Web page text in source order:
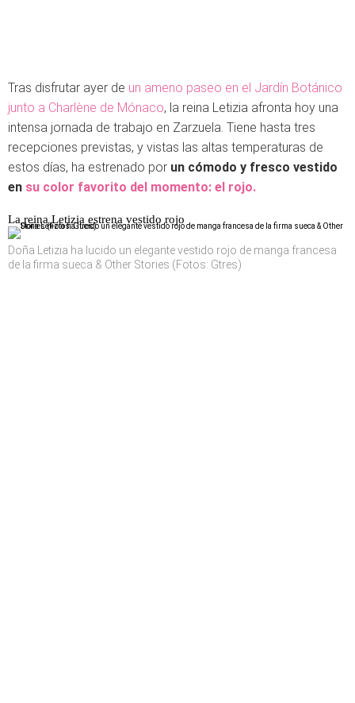
Tras disfrutar ayer de un ameno paseo en el Jardín Botánico
junto a Charlène de Mónaco, la reina Letizia afronta hoy una
intensa jornada de trabajo en Zarzuela. Tiene hasta tres
recepciones previstas, y vistas las altas temperaturas de
estos días, ha estrenado por un cómodo y fresco vestido
en su color favorito del momento: el rojo.
La reina Letizia estrena vestido rojo
Doña Letizia ha lucido un elegante vestido rojo de manga francesa
de la firma sueca & Other Stories (Fotos: Gtres)